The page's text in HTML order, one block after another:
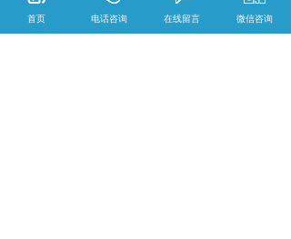
全掩盖某些抗原决定簇，使之不能充分暴露。
可造成假阴性的染色结果。
首页 电话咨询 在线留言 微信咨询